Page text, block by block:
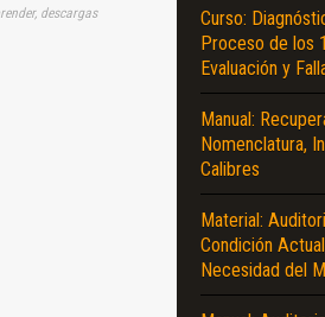
descargas
Curso:
Proceso de los
Evaluación y
Manual:
Nomenclatura,
Calibres
Material:
Condición
Necesidad del